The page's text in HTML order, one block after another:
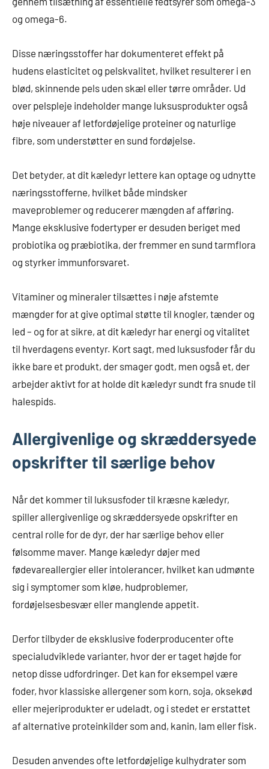
og omega-6.
Disse næringsstoffer har dokumenteret effekt på
hudens elasticitet og pelskvalitet, hvilket resulterer i en
blød, skinnende pels uden skæl eller tørre områder. Ud
over pelspleje indeholder mange luksusprodukter også
høje niveauer af letfordøjelige proteiner og naturlige
fibre, som understøtter en sund fordøjelse.
Det betyder, at dit kæledyr lettere kan optage og udnytte
næringsstofferne, hvilket både mindsker
maveproblemer og reducerer mængden af afføring.
Mange eksklusive fodertyper er desuden beriget med
probiotika og præbiotika, der fremmer en sund tarmflora
og styrker immunforsvaret.
Vitaminer og mineraler tilsættes i nøje afstemte
mængder for at give optimal støtte til knogler, tænder og
led – og for at sikre, at dit kæledyr har energi og vitalitet
til hverdagens eventyr. Kort sagt, med luksusfoder får du
ikke bare et produkt, der smager godt, men også et, der
arbejder aktivt for at holde dit kæledyr sundt fra snude til
halespids.
Allergivenlige og skræddersyede
opskrifter til særlige behov
Når det kommer til luksusfoder til kræsne kæledyr,
spiller allergivenlige og skræddersyede opskrifter en
central rolle for de dyr, der har særlige behov eller
følsomme maver. Mange kæledyr døjer med
fødevareallergier eller intolerancer, hvilket kan udmønte
sig i symptomer som kløe, hudproblemer,
fordøjelsesbesvær eller manglende appetit.
Derfor tilbyder de eksklusive foderproducenter ofte
specialudviklede varianter, hvor der er taget højde for
netop disse udfordringer. Det kan for eksempel være
foder, hvor klassiske allergener som korn, soja, oksekød
eller mejeriprodukter er udeladt, og i stedet er erstattet
af alternative proteinkilder som and, kanin, lam eller fisk.
Desuden anvendes ofte letfordøjelige kulhydrater som